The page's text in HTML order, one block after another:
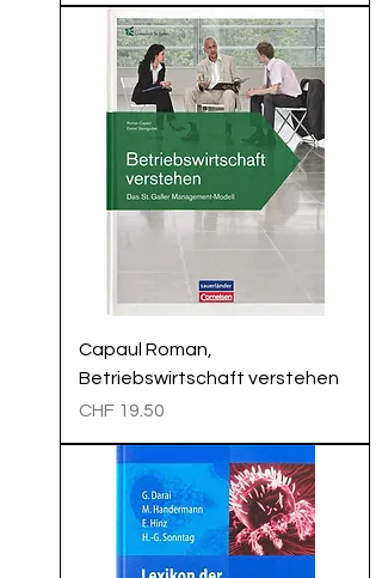
Capaul Roman,
Betriebswirtschaft verstehen
Preis
CHF 19.50